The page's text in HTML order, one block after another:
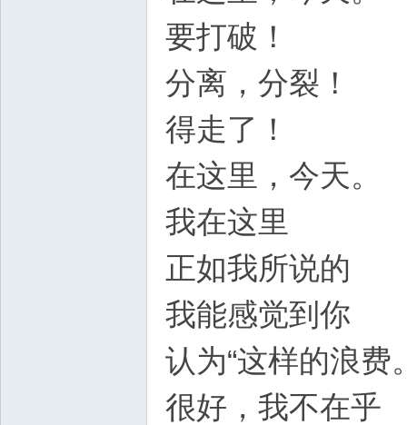
要打破！
分离，分裂！
得走了！
在这里，今天。
我在这里
正如我所说的
我能感觉到你
认为“这样的浪费
很好，我不在乎